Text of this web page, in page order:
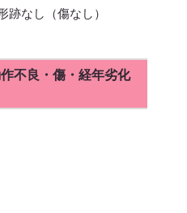
跡なし（傷なし）
不良・傷・経年劣化